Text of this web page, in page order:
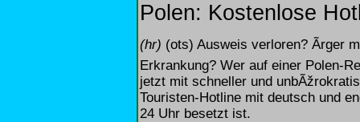
Polen: Kostenlose
(hr) (ots) Ausweis verloren? Ãrger
Erkrankung? Wer auf einer Polen-
jetzt mit schneller und
Touristen-Hotline mit deutsch und
24 Uhr besetzt ist.